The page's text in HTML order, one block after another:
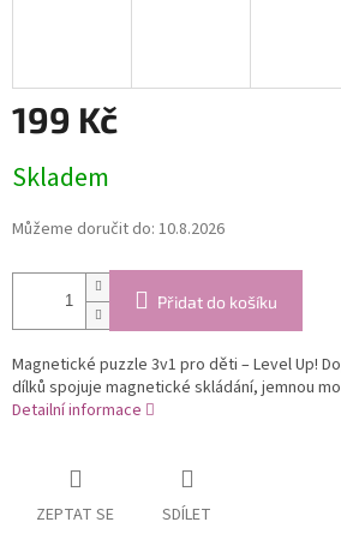
199 Kč
cena:
Skladem
Můžeme doručit do: 10.8.2026
Přidat do košíku
Magnetické puzzle 3v1 pro děti – Level Up!
dílků spojuje magnetické skládání, jemnou
Detailní informace
ZEPTAT SE SDÍLET